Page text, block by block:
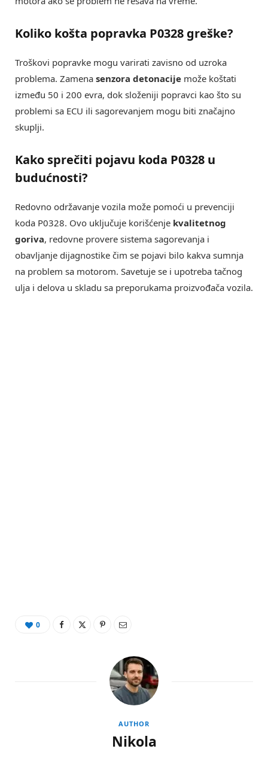
Koliko košta popravka P0328 greške?
Troškovi popravke mogu varirati zavisno od uzroka
problema. Zamena senzora detonacije može koštati
između 50 i 200 evra, dok složeniji popravci kao što su
problemi sa ECU ili sagorevanjem mogu biti značajno
skuplji.
Kako sprečiti pojavu koda P0328 u
budućnosti?
Redovno održavanje vozila može pomoći u prevenciji
koda P0328. Ovo uključuje korišćenje kvalitetnog
goriva, redovne provere sistema sagorevanja i
obavljanje dijagnostike čim se pojavi bilo kakva sumnja
na problem sa motorom. Savetuje se i upotreba tačnog
ulja i delova u skladu sa preporukama proizvođača vozila.
0
AUTHOR
Nikola